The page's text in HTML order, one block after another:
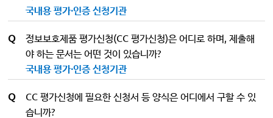
국내용 평가·인증 신청기관
Q
정보보호제품 평가신청(CC 평가신청)은 어디로 하며, 제출해
야 하는 문서는 어떤 것이 있습니까?
국내용 평가·인증 신청기관
Q
CC 평가신청에 필요한 신청서 등 양식은 어디에서 구할 수 있
습니까?